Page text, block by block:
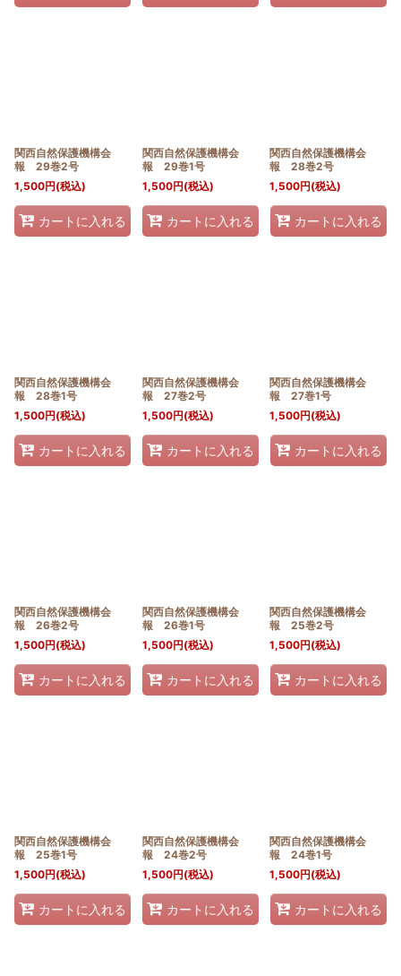
関西自然保護機構会
報 29巻2号
1,500円(税込)
カートに入れる
関西自然保護機構会
報 29巻1号
1,500円(税込)
カートに入れる
関西自然保護機構会
報 28巻2号
1,500円(税込)
カートに入れる
関西自然保護機構会
報 28巻1号
1,500円(税込)
カートに入れる
関西自然保護機構会
報 27巻2号
1,500円(税込)
カートに入れる
関西自然保護機構会
報 27巻1号
1,500円(税込)
カートに入れる
関西自然保護機構会
報 26巻2号
1,500円(税込)
カートに入れる
関西自然保護機構会
報 26巻1号
1,500円(税込)
カートに入れる
関西自然保護機構会
報 25巻2号
1,500円(税込)
カートに入れる
関西自然保護機構会
報 25巻1号
1,500円(税込)
カートに入れる
関西自然保護機構会
報 24巻2号
1,500円(税込)
カートに入れる
関西自然保護機構会
報 24巻1号
1,500円(税込)
カートに入れる